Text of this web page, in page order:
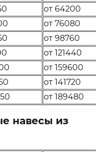
от 64200
от 76080
от 98760
от 121440
от 159600
от 141720
от 189480
навесы из